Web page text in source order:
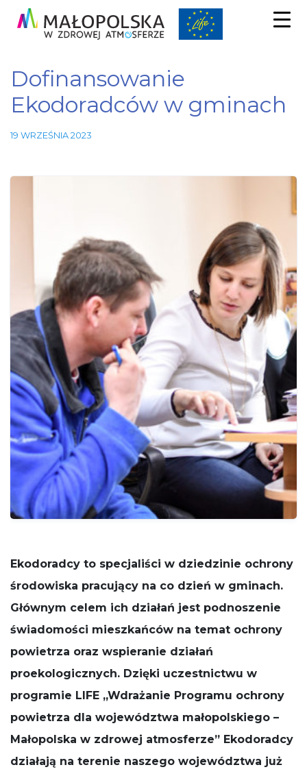
Dofinansowanie
Ekodoradców w gminach
19 WRZEŚNIA 2023
Ekodoradcy to specjaliści w dziedzinie ochrony
środowiska pracujący na co dzień w gminach.
Głównym celem ich działań jest podnoszenie
świadomości mieszkańców na temat ochrony
powietrza oraz wspieranie działań
proekologicznych. Dzięki uczestnictwu w
programie LIFE „Wdrażanie Programu ochrony
powietrza dla województwa małopolskiego –
Małopolska w zdrowej atmosferze” Ekodoradcy
działają na terenie naszego województwa już
Niezbędne
cookie nie
opcjonalne.
potrzebne
do działania
Statystyki
In order for
us to
improve
the
website's
functionality
based on
how the
website is
Aby nasza
strona
internetowa
działała jak
podczas
Jeśli odrzucisz
niektóre
funkcje znikną
ze strony
internetowej.